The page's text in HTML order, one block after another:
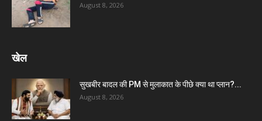
August 8, 2026
खेल
सुखबीर बादल की PM से मुलाकात के पीछे क्या था प्लान?...
August 8, 2026